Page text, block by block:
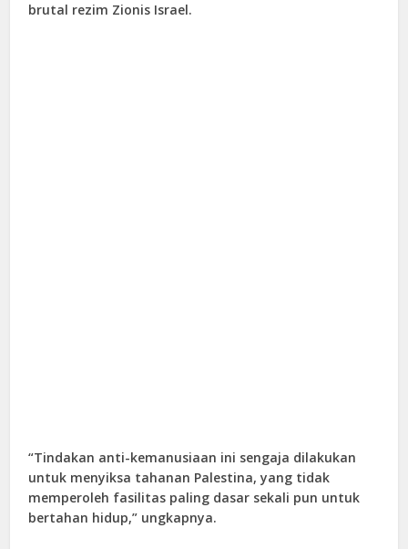
brutal rezim Zionis Israel.
“Tindakan anti-kemanusiaan ini sengaja dilakukan
untuk menyiksa tahanan Palestina, yang tidak
memperoleh fasilitas paling dasar sekali pun untuk
bertahan hidup,” ungkapnya.